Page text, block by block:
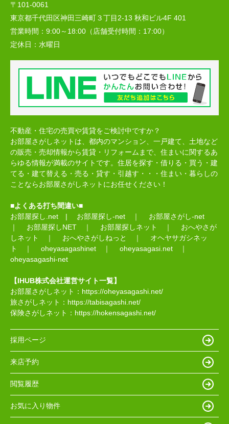
〒101-0061
東京都千代田区神田三崎町３丁目2-13 秋和ビル4F 401
営業時間： 9:00～18:00（店舗受付時間：17:00）
定休日： 水曜日
不動産・住宅の売買や賃貸をご検討中ですか？
お部屋さがしネットは、都内のマンション、一戸建て、土地など
の販売・売却情報から賃貸・リフォームまで、住まいに関するあ
らゆる情報が満載のサイトです。住居を探す・借りる・買う・建
てる・建て替える・売る・貸す・引越す・・・住まい・暮らしの
ことならお部屋さがしネットにお任せください！
■よくある打ち間違い■
お部屋探し.net | お部屋探し-net ｜ お部屋さがし-net
｜ お部屋探しNET ｜ お部屋探しネット ｜ おへやさが
しネット
｜ おへやさがしねっと ｜ オヘヤサガシネッ
ト
｜ oheyasagashinet ｜ oheyasagasi.net ｜
oheyasagashi-net
【IHUB株式会社運営サイト一覧】
お部屋さがしネット： https://oheyasagashi.net/
旅さがしネット： https://tabisagashi.net/
保険さがしネット： https://hokensagashi.net/
採用ページ
来店予約
閲覧履歴
お気に入り物件